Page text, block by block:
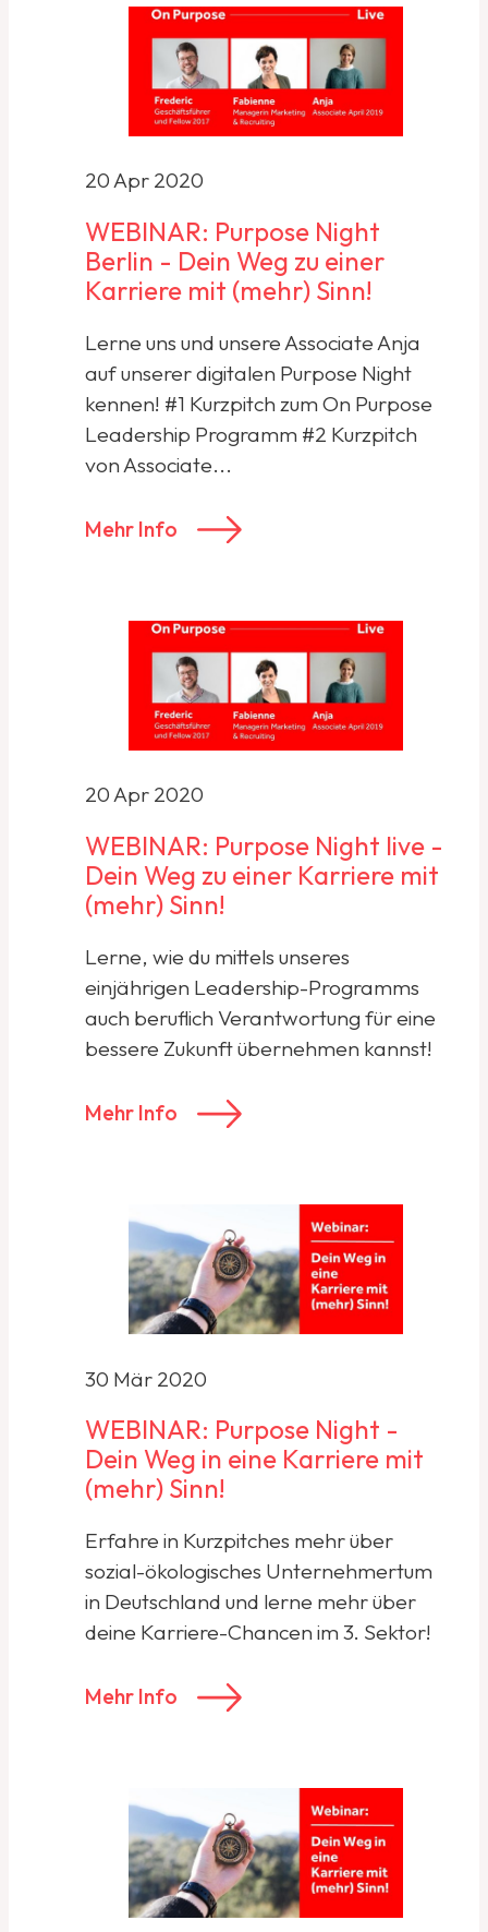
20 Apr 2020
WEBINAR: Purpose Night
Berlin - Dein Weg zu einer
Karriere mit (mehr) Sinn!
Lerne uns und unsere Associate Anja
auf unserer digitalen Purpose Night
kennen! #1 Kurzpitch zum On Purpose
Leadership Programm #2 Kurzpitch
von Associate...
Mehr Info
20 Apr 2020
WEBINAR: Purpose Night live -
Dein Weg zu einer Karriere mit
(mehr) Sinn!
Lerne, wie du mittels unseres
einjährigen Leadership-Programms
auch beruflich Verantwortung für eine
bessere Zukunft übernehmen kannst!
Mehr Info
30 Mär 2020
WEBINAR: Purpose Night -
Dein Weg in eine Karriere mit
(mehr) Sinn!
Erfahre in Kurzpitches mehr über
sozial-ökologisches Unternehmertum
in Deutschland und lerne mehr über
deine Karriere-Chancen im 3. Sektor!
Mehr Info